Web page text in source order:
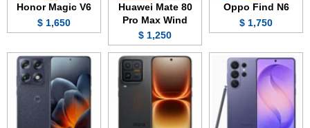
Oppo Find N6
1,750 $
Huawei Mate 80
Pro Max Wind
1,250 $
Honor Magic V6
1,650 $